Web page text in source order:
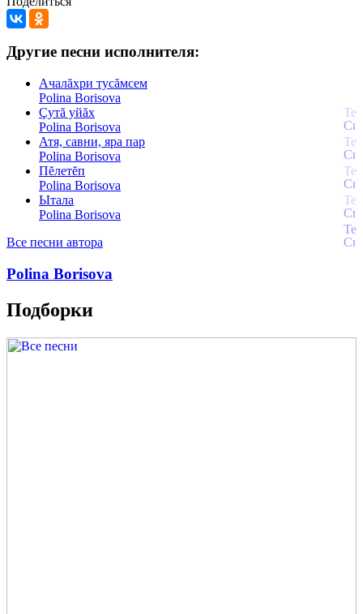
Другие песни исполнителя:
Ачалăхри тусăмсем
Polina Borisova
Çутă уйăх
Polina Borisova
Атя, савни, яра пар
Polina Borisova
Пĕлетĕп
Polina Borisova
Ытала
Polina Borisova
Все песни автора
Polina Borisova
Подборки